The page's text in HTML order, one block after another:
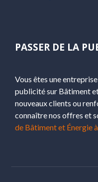
PASSER DE LA
Vous êtes une
publicité sur Bâtiment
nouveaux clients ou
connaître nos offres et
de Bâtiment et Énergie